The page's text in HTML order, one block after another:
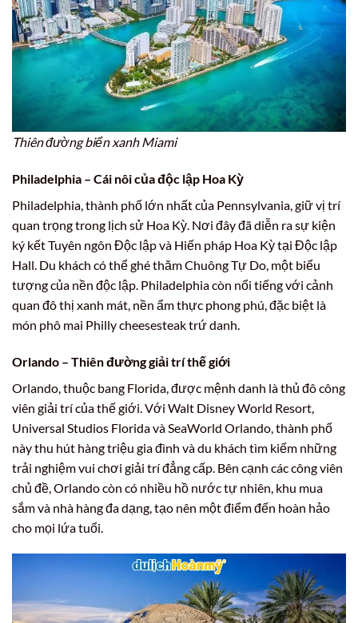
Thiên đường biển xanh Miami
Philadelphia – Cái nôi của độc lập Hoa Kỳ
Philadelphia, thành phố lớn nhất của Pennsylvania, giữ vị trí
quan trọng trong lịch sử Hoa Kỳ. Nơi đây đã diễn ra sự kiện
ký kết Tuyên ngôn Độc lập và Hiến pháp Hoa Kỳ tại Độc lập
Hall. Du khách có thể ghé thăm Chuông Tự Do, một biểu
tượng của nền độc lập. Philadelphia còn nổi tiếng với cảnh
quan đô thị xanh mát, nền ẩm thực phong phú, đặc biệt là
món phô mai Philly cheesesteak trứ danh.
Orlando – Thiên đường giải trí thế giới
Orlando, thuộc bang Florida, được mệnh danh là thủ đô công
viên giải trí của thế giới. Với Walt Disney World Resort,
Universal Studios Florida và SeaWorld Orlando, thành phố
này thu hút hàng triệu gia đình và du khách tìm kiếm những
trải nghiệm vui chơi giải trí đẳng cấp. Bên cạnh các công viên
chủ đề, Orlando còn có nhiều hồ nước tự nhiên, khu mua
sắm và nhà hàng đa dạng, tạo nên một điểm đến hoàn hảo
cho mọi lứa tuổi.